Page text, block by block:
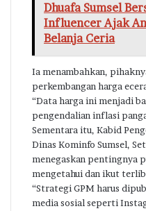
Dhuafa Sumsel
Influencer Ajak
Belanja Ceria
Ia menambahkan,
perkembangan harga
“Data harga ini menjadi
pengendalian inflasi
Sementara itu, Kabid
Dinas Kominfo Sumsel,
menegaskan pentingnya
mengetahui dan ikut
“Strategi GPM harus
media sosial seperti